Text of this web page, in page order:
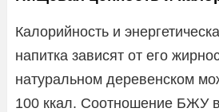
Калорийность и
напитка зависят от его
натуральном деревенском
100 ккал. Соотношение БЖУ